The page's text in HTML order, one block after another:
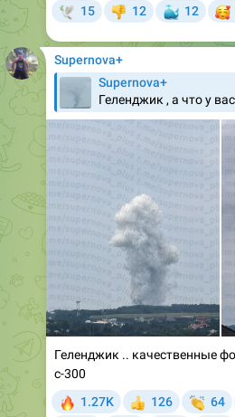
15 12
🐳
12
Supernova+
Supernova+
Геленджик .. качественные
с-300
1.27K
👍
126
👏
64